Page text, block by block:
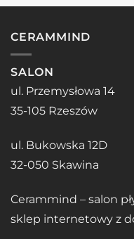
CERAMMIND
SALON
ul. Przemysłowa 14
35-105 Rzeszów
ul. Bukowska 12D
32-050 Skawina
Cerammind – salon
sklep internetowy z